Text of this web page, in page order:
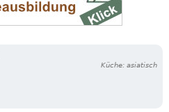
Küche: asiatisch